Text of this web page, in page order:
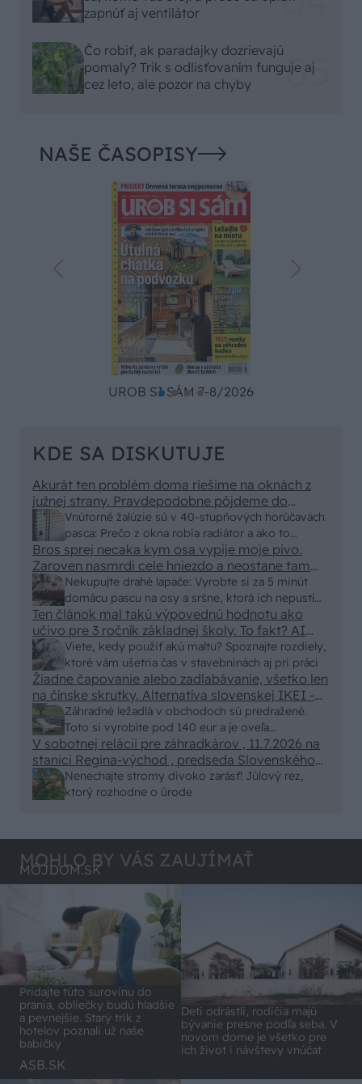
zapnúť aj ventilátor
Čo robiť, ak paradajky dozrievajú
pomaly? Trik s odlisťovaním funguje aj
cez leto, ale pozor na chyby
NAŠE ČASOPISY
UROB SI SÁM 7-8/2026
KDE SA DISKUTUJE
Vnútorné žalúzie sú v 40-stupňových horúčavách
pasca: Prečo z okna robia radiátor a ako to
vyriešiť za pár eur?
Akurát ten problém doma riešime na oknách z
južnej strany. Pravdepodobne pôjdeme do
vonkajšieho tienenia na spôsob markízy
250x150cm. Čínsky predajcovia idú okolo 100
eur kus.
Nekupujte drahé lapače: Vyrobte si za 5 minút
domácu pascu na osy a sršne, ktorá ich nepustí
von
Bros sprej necaka kym osa vypije moje pivo.
Zaroven nasmrdi cele hniezdo a neostane tam
nic zive. Vasa pasca naucinke moc efektivne.
Skor pritiahne slimaky
Viete, kedy použiť akú maltu? Spoznajte rozdiely,
ktoré vám ušetria čas v stavebninách aj pri práci
Ten článok mal takú výpovednú hodnotu ako
učivo pre 3 ročník základnej školy. To fakt? AI
alebo nejaka kniha z VŠ? Dnešné rychlotvrdnuce
malty - pevnosť 40 Mpa a doba schnutia tak 15
minut , k tomu vodotesné s kryštálikou. A rozdiel
- schnutie a zretie. Nič?
Záhradné ležadlá v obchodoch sú predražené.
Toto si vyrobíte pod 140 eur a je oveľa
pohodlnejšie!
Žiadne čapovanie alebo zadlabávanie, všetko len
na čínske skrutky. Alternatíva slovenskej IKEI -
čo sa týka pevnosti. Autor si nedal veľa námahy s
remeselným spracovaním, škoda. No lepšie než
ten odpad z DTD predávaný v Kauflande alebo
Lídli.
Nenechajte stromy divoko zarásť! Júlový rez,
ktorý rozhodne o úrode
V sobotnej relácii pre záhradkárov , 11.7.2026 na
stanici Regina-východ , predseda Slovenského
zväzu záhradkárov pán Jakubech tvrdil, že to, že
vlky sú neproduktívne , nie je pravda. Aj vlky je
MOHLO BY VÁS ZAUJÍMAŤ
MÔJDOM.SK
Pridajte túto surovinu do
prania, obliečky budú hladšie
a pevnejšie. Starý trik z
hotelov poznali už naše
babičky
Deti odrástli, rodičia majú
bývanie presne podľa seba. V
novom dome je všetko pre
ich život i návštevy vnúčat
ASB.SK